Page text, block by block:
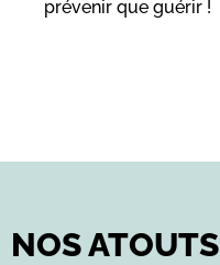
prévenir que guérir !
NOS ATOUTS